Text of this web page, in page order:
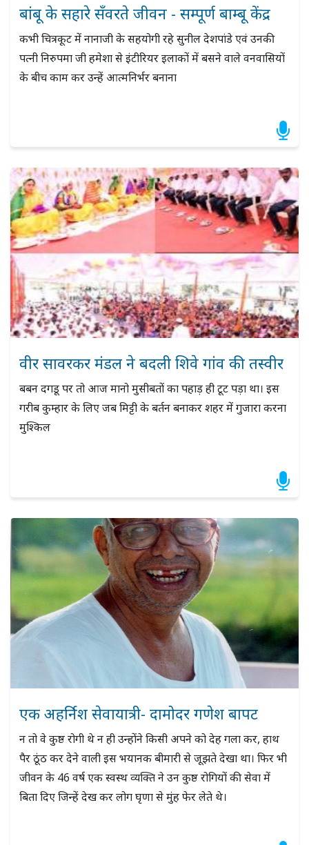
बांबू के सहारे सँवरते जीवन - सम्पूर्ण बाम्बू केंद्र
कभी चित्रकूट में नानाजी के सहयोगी रहे सुनील देशपांडे एवं उनकी
पत्नी निरुपमा जी हमेशा से इंटीरियर इलाकों में बसने वाले वनवासियों
के बीच काम कर उन्हें आत्मनिर्भर बनाना
वीर सावरकर मंडल ने बदली शिवे गांव की तस्वीर
बबन दगडू पर तो आज मानो मुसीबतों का पहाड़ ही टूट पड़ा था। इस
गरीब कुम्हार के लिए जब मिट्टी के बर्तन बनाकर शहर में गुजारा करना
मुश्किल
एक अहर्निश सेवायात्री- दामोदर गणेश बापट
न तो वे कुष्ठ रोगी थे न ही उन्होंने किसी अपने को देह गला कर, हाथ
पैर ठूंठ कर देने वाली इस भयानक बीमारी से जूझते देखा था। फिर भी
जीवन के 46 वर्ष एक स्वस्थ व्यक्ति ने उन कुष्ठ रोगियों की सेवा में
बिता दिए जिन्हें देख कर लोग घृणा से मुंह फेर लेते थे।